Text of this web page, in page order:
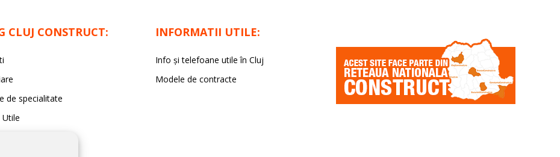
CLUJ CONSTRUCT:
de specialitate
INFORMATII UTILE:
Info și telefoane utile în Cluj
Modele de contracte